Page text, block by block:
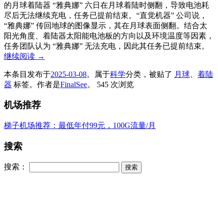
的月球着陆器 “雅典娜” 六日在月球着陆时侧翻，导致电池耗
尽后无法继续充电，任务已提前结束。“直觉机器” 公司说，
“雅典娜” 传回地球的图像显示，其在月球表面侧翻。结合太
阳光角度、着陆器太阳能电池板的方向以及环境温度等因素，
任务团队认为 “雅典娜” 无法充电，因此其任务已提前结束。
继续阅读 →
本条目发布于2025-03-08。属于科学分类，被贴了 月球
着陆
器 标签。 作者是FinalSee。 545 次浏览
机场推荐
梯子机场推荐：最低年付99元，100G流量/月
搜索
搜索：